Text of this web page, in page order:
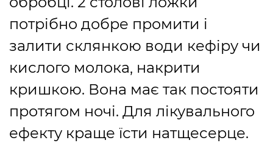
потрібно добре промити і
залити склянкою води кефіру чи
кислого молока, накрити
кришкою. Вона має так постояти
протягом ночі. Для лікувального
ефекту краще їсти натщесерце.